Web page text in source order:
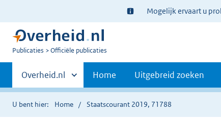
Ter
informatie:
Mogelijk ervaart u
U
Publicaties Officiële publicaties
Primaire
navigatie
Andere
sites
binnen
Overheid.nl Home Uitgebreid zoeken
U bent hier: Home Staatscourant 2019, 71788